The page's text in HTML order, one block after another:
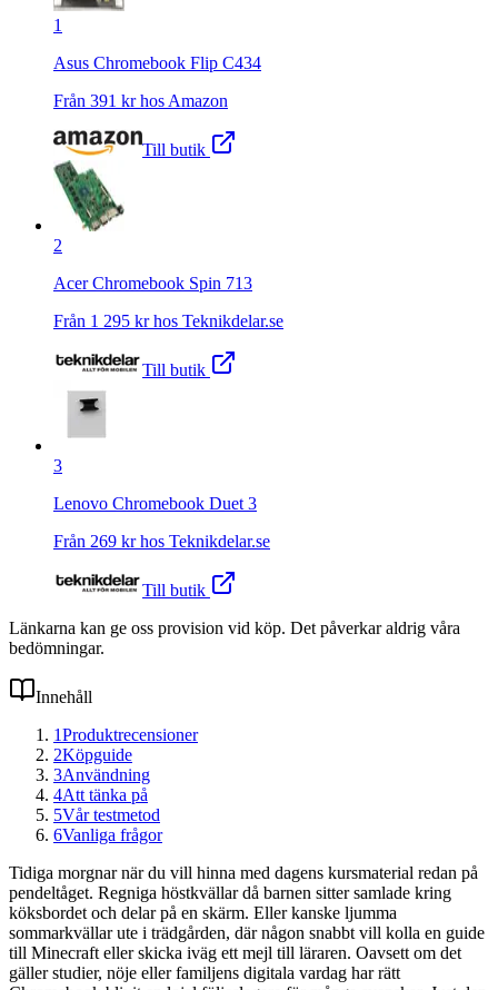
1
Asus Chromebook Flip C434
Från 391 kr hos Amazon
Till butik
2
Acer Chromebook Spin 713
Från 1 295 kr hos Teknikdelar.se
Till butik
3
Lenovo Chromebook Duet 3
Från 269 kr hos Teknikdelar.se
Till butik
Länkarna kan ge oss provision vid köp. Det påverkar aldrig våra
bedömningar.
Innehåll
1Produktrecensioner
2Köpguide
3Användning
4Att tänka på
5Vår testmetod
6Vanliga frågor
Tidiga morgnar när du vill hinna med dagens kursmaterial redan på
pendeltåget. Regniga höstkvällar då barnen sitter samlade kring
köksbordet och delar på en skärm. Eller kanske ljumma
sommarkvällar ute i trädgården, där någon snabbt vill kolla en guide
till Minecraft eller skicka iväg ett mejl till läraren. Oavsett om det
gäller studier, nöje eller familjens digitala vardag har rätt